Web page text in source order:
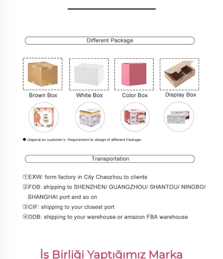
________________
İş Birliği Yaptığımız Marka